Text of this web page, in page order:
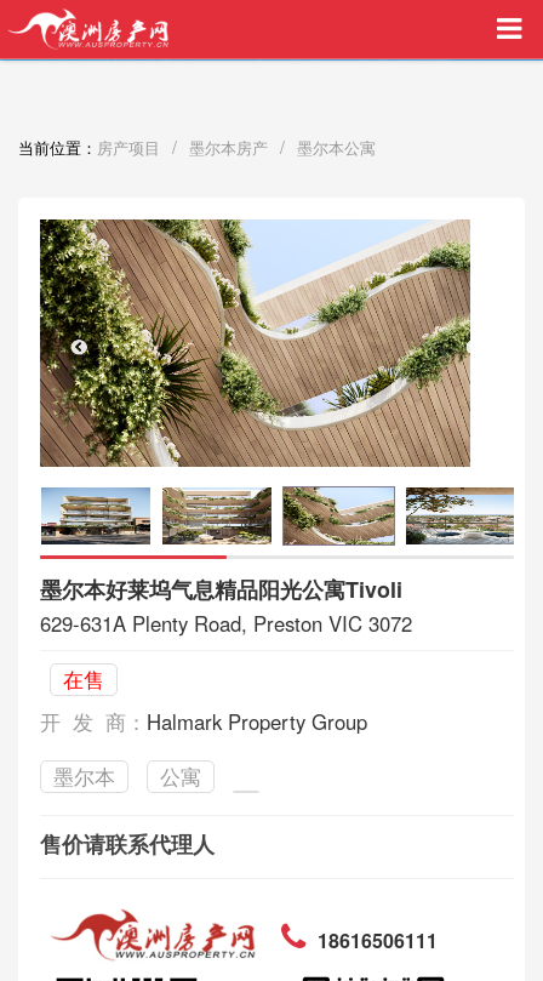
买家中介VIP服务，助您安心购房
当前位置： 房产项目 / 墨尔本房产 / 墨尔本公寓
墨尔本好莱坞气息精品阳光公寓Tivoli
629-631A Plenty Road, Preston VIC 3072
在售
开 发 商： Halmark Property Group
墨尔本
公寓
售价请联系代理人
18616506111